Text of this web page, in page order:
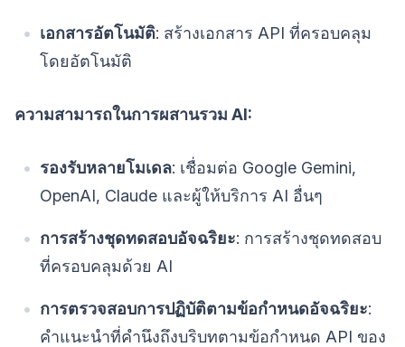
เอกสารอัตโนมัติ: สร้างเอกสาร API ที่ครอบคลุม
โดยอัตโนมัติ
ความสามารถในการผสานรวม AI:
รองรับหลายโมเดล: เชื่อมต่อ Google Gemini,
OpenAI, Claude และผู้ให้บริการ AI อื่นๆ
การสร้างชุดทดสอบอัจฉริยะ: การสร้างชุดทดสอบ
ที่ครอบคลุมด้วย AI
การตรวจสอบการปฏิบัติตามข้อกำหนดอัจฉริยะ:
คำแนะนำที่คำนึงถึงบริบทตามข้อกำหนด API ของ